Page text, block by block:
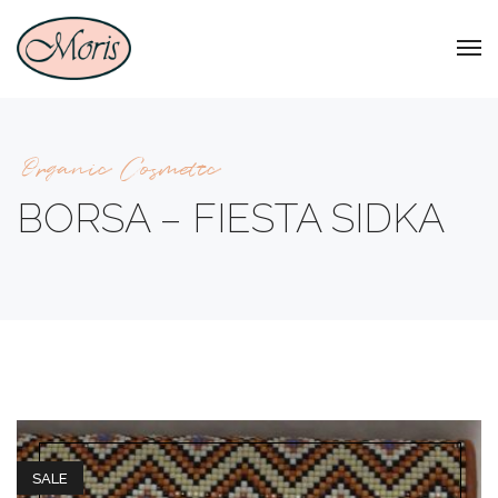
Organic Cosmetic
BORSA – FIESTA SIDKA
SALE